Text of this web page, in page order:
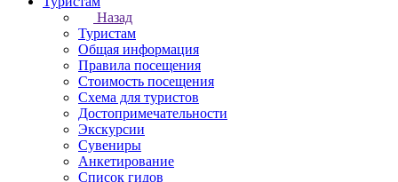
Назад
Туристам
Общая информация
Правила посещения
Стоимость посещения
Схема для туристов
Достопримечательности
Экскурсии
Сувениры
Анкетирование
Список гидов